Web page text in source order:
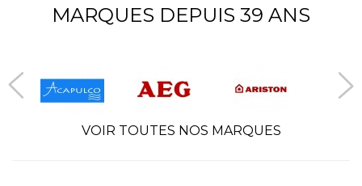
MARQUES DEPUIS 39 ANS
VOIR TOUTES NOS MARQUES